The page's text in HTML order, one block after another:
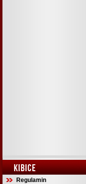
KIBICE
Regulamin